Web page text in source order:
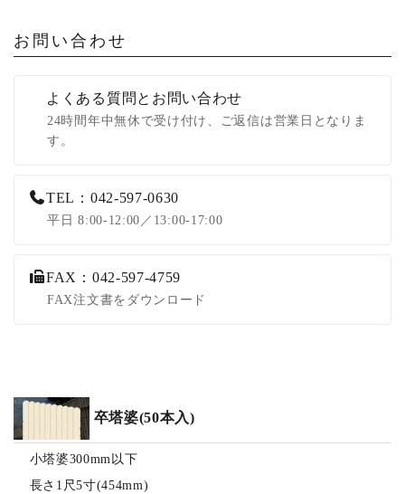
お問い合わせ
よくある質問とお問い合わせ
24時間年中無休で受け付け、ご返信は営業日となりま
す。
TEL：042-597-0630
平日 8:00-12:00／13:00-17:00
FAX：042-597-4759
FAX注文書をダウンロード
卒塔婆(50本入)
小塔婆300mm以下
長さ1尺5寸(454mm)